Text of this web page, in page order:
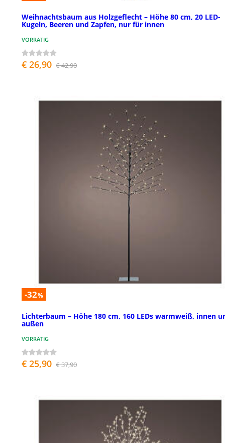
Weihnachtsbaum aus Holzgeflecht – Höhe 80 cm, 20 LED-
Kugeln, Beeren und Zapfen, nur für innen
VORRÄTIG
€ 26,90 € 42,90
-32%
Lichterbaum – Höhe 180 cm, 160 LEDs warmweiß, innen
außen
VORRÄTIG
€ 25,90 € 37,90